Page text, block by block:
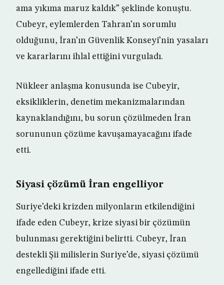
ama yıkıma maruz kaldık” şeklinde konuştu.
Cubeyr, eylemlerden Tahran’ın sorumlu
olduğunu, İran’ın Güvenlik Konseyi’nin yasaları
ve kararlarını ihlal ettiğini vurguladı.
Nükleer anlaşma konusunda ise Cubeyir,
eksikliklerin, denetim mekanizmalarından
kaynaklandığını, bu sorun çözülmeden İran
sorununun çözüme kavuşamayacağını ifade
etti.
Siyasi çözümü İran engelliyor
Suriye’deki krizden milyonların etkilendiğini
ifade eden Cubeyr, krize siyasi bir çözümün
bulunması gerektiğini belirtti. Cubeyr, İran
destekli Şii milislerin Suriye’de, siyasi çözümü
engellediğini ifade etti.